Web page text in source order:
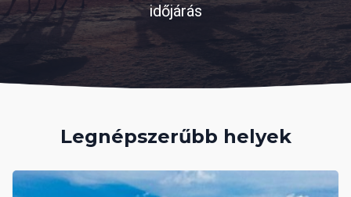
időjárás
Legnépszerűbb helyek